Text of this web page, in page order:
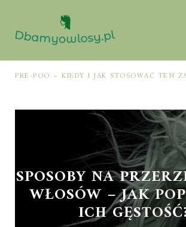
PRE-POO – KIEDY I JAK STOSOWAĆ TEN ZABIEG, BY CHRONIĆ I NAWILŻAĆ WŁOSY PRZED MYCIEM SZAMPONEM
SPOSOBY NA
WŁOSÓW – JAK
ICH